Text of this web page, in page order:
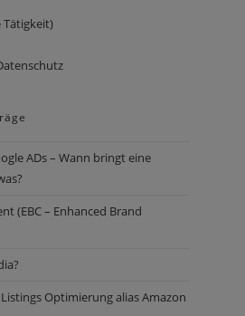
Tätigkeit)
ADs – Wann bringt eine
(EBC – Enhanced Brand
Optimierung alias Amazon